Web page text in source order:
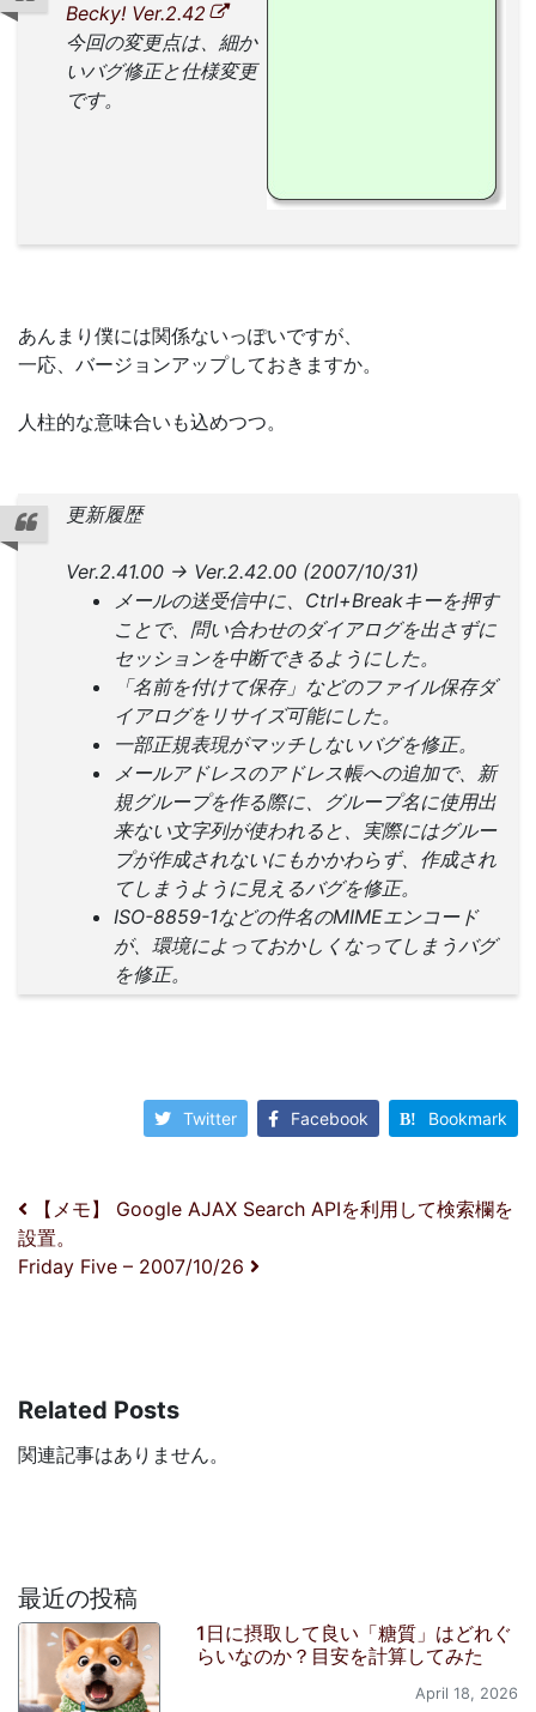
Becky! Ver.2.42
今回の変更点は、細か
いバグ修正と仕様変更
です。
あんまり僕には関係ないっぽいですが、
一応、バージョンアップしておきますか。
人柱的な意味合いも込めつつ。
更新履歴
Ver.2.41.00 -> Ver.2.42.00 (2007/10/31)
メールの送受信中に、Ctrl+Breakキーを押す
ことで、問い合わせのダイアログを出さずに
セッションを中断できるようにした。
「名前を付けて保存」などのファイル保存ダ
イアログをリサイズ可能にした。
一部正規表現がマッチしないバグを修正。
メールアドレスのアドレス帳への追加で、新
規グループを作る際に、グループ名に使用出
来ない文字列が使われると、実際にはグルー
プが作成されないにもかかわらず、作成され
てしまうように見えるバグを修正。
ISO-8859-1などの件名のMIMEエンコード
が、環境によっておかしくなってしまうバグ
を修正。
Twitter Facebook Bookmark
投稿ナビゲーション
【メモ】 Google AJAX Search APIを利用して検索欄を
設置。
Friday Five – 2007/10/26
Related Posts
関連記事はありません。
最近の投稿
1日に摂取して良い「糖質」はどれぐ
らいなのか？目安を計算してみた
April 18, 2026